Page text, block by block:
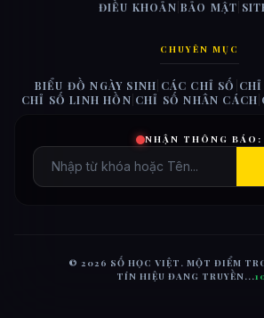
ĐIỀU KHOẢN BẢO MẬT
CHUYÊN MỤC
BIỂU ĐỒ NGÀY SINH CÁC CHỈ SỐ
CHỈ SỐ LINH HỒN CHỈ SỐ NHÂN CÁCH
NHẬN THÔNG BÁO:
© 2026 SỐ HỌC VIỆT. MỘT ĐIỂM
TÍN HIỆU ĐANG TRUYỀN...